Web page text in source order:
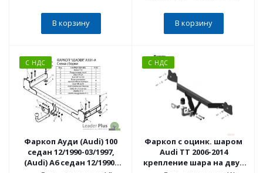
В корзину В корзину
С НДС
Фаркоп Ауди (Audi) 100
cедан 12/1990-03/1997,
(Audi) A6 cедан 12/1990-
С НДС
Фаркоп с оцинк. шаром
Audi TT 2006-2014
крепление шара на двух